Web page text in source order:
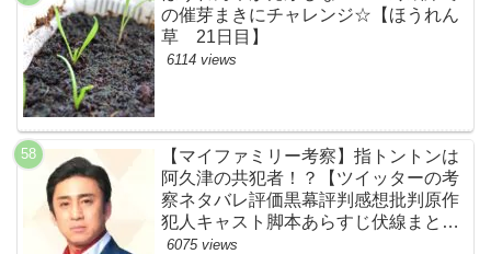
の催芽まきにチャレンジ☆【ほうれん
草 21日目】
6114 views
【マイファミリー考察】指トントンは
阿久津の共犯者！？【ツイッターの考
察ネタバレ評価黒幕評判感想批判原作
犯人キャスト脚本あらすじ伏線まと
め・松本幸四郎】
6075 views